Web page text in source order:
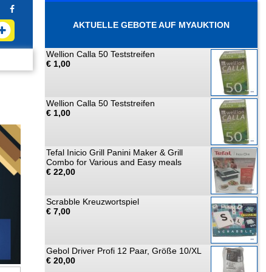
AKTUELLE GEBOTE AUF MYAUKTION
Wellion Calla 50 Teststreifen
€ 1,00
Wellion Calla 50 Teststreifen
€ 1,00
Tefal Inicio Grill Panini Maker & Grill
Combo for Various and Easy meals
€ 22,00
Scrabble Kreuzwortspiel
€ 7,00
Gebol Driver Profi 12 Paar, Größe 10/XL
€ 20,00